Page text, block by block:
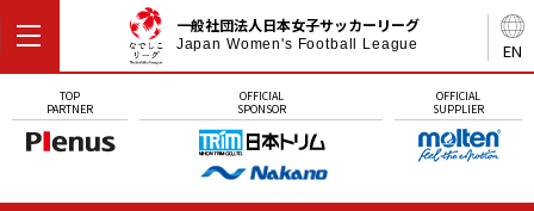
EN
一般社団法人日本女子サッカーリーグ
Japan Women's Football League
TOP
PARTNER
OFFICIAL
SPONSOR
OFFICIAL
SUPPLIER